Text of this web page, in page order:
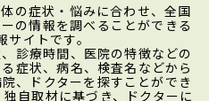
の症状・悩みに合わせ、全国
の情報を調べることができる
イトです。
診療時間、医院の特徴などの
症状、病名、検査名などから
、ドクターを探すことができ
自取材に基づき、ドクターに